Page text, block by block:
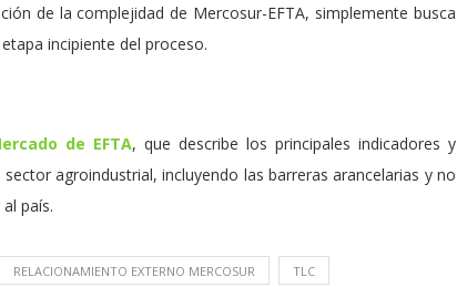
de la complejidad de Mercosur-EFTA, simplemente busca
incipiente del proceso.
de EFTA, que describe los principales indicadores y
agroindustrial, incluyendo las barreras arance­larias y no
país.
RELACIONAMIENTO EXTERNO MERCOSUR TLC